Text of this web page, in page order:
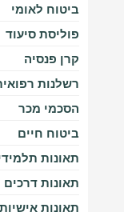
ביטוח לאומי
פוליסת סיעוד
קרן פנסיה
רשלנות
הסכמי מכר
ביטוח חיים
תאונות
תאונות דרכים
תאונות אישיות